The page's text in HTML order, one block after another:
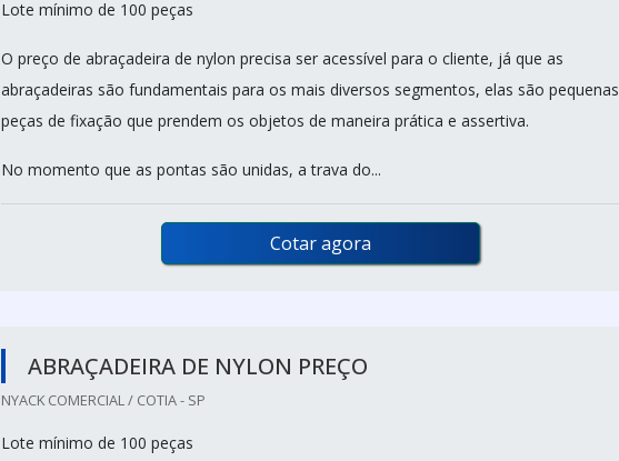
Lote mínimo de 100 peças
O preço de abraçadeira de nylon precisa ser acessível para o cliente, já que as
abraçadeiras são fundamentais para os mais diversos segmentos, elas são pequenas
peças de fixação que prendem os objetos de maneira prática e assertiva.
No momento que as pontas são unidas, a trava do...
Cotar agora
ABRAÇADEIRA DE NYLON PREÇO
NYACK COMERCIAL / COTIA - SP
Lote mínimo de 100 peças